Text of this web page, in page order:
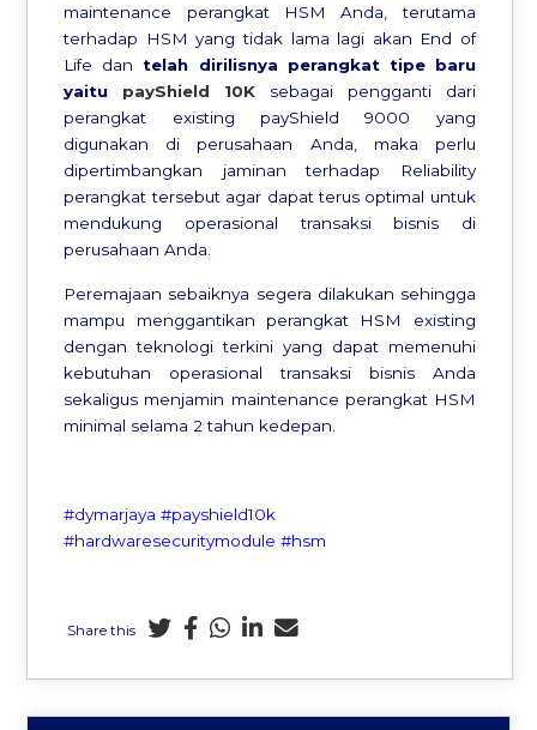
maintenance perangkat HSM Anda, terutama
terhadap HSM yang tidak lama lagi akan End of
Life dantelah dirilisnya perangkat tipe baru
yaitu payShield 10K sebagai pengganti dari
perangkat existing payShield 9000 yang
digunakan di perusahaan Anda, maka perlu
dipertimbangkan jaminan terhadap Reliability
perangkat tersebut agar dapat terus optimal untuk
mendukung operasional transaksi bisnis di
perusahaan Anda.
Peremajaan sebaiknya segera dilakukan sehingga
mampu menggantikan perangkat HSM existing
dengan teknologi terkini yang dapat memenuhi
kebutuhan operasional transaksi bisnis Anda
sekaligus menjamin maintenance perangkat HSM
minimal selama 2 tahun kedepan.
#dymarjaya #payshield10k
#hardwaresecuritymodule #hsm
Share this